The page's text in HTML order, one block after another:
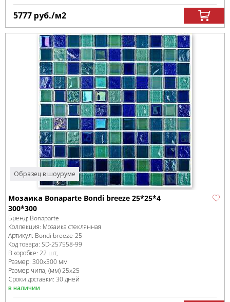
5777 руб./м2
Образец в шоуруме
Мозаика Bonaparte Bondi breeze 25*25*4
300*300
Бренд: Bonaparte
Коллекция: Мозаика стеклянная
Артикул: Bondi breeze-25
Код товара: SD-257558-99
В коробке: 22 шт,
Размер: 300x300 мм
Размер чипа, (мм)25x25
Сроки доставки: 30 дней
в наличии